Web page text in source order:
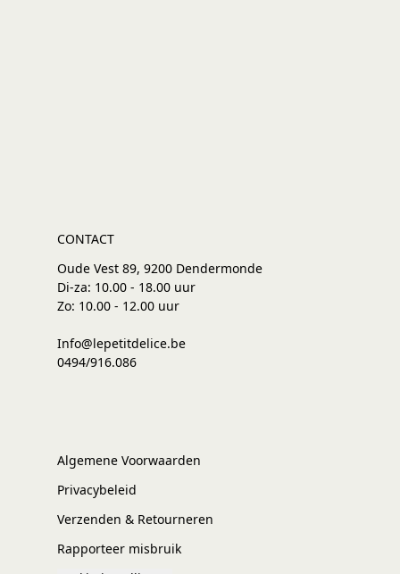
CONTACT
Oude Vest 89, 9200 Dendermonde
Di-za: 10.00 - 18.00 uur
Zo: 10.00 - 12.00 uur
Info@lepetitdelice.be
0494/916.086
Algemene Voorwaarden
Privacybeleid
Verzenden & Retourneren
Rapporteer misbruik